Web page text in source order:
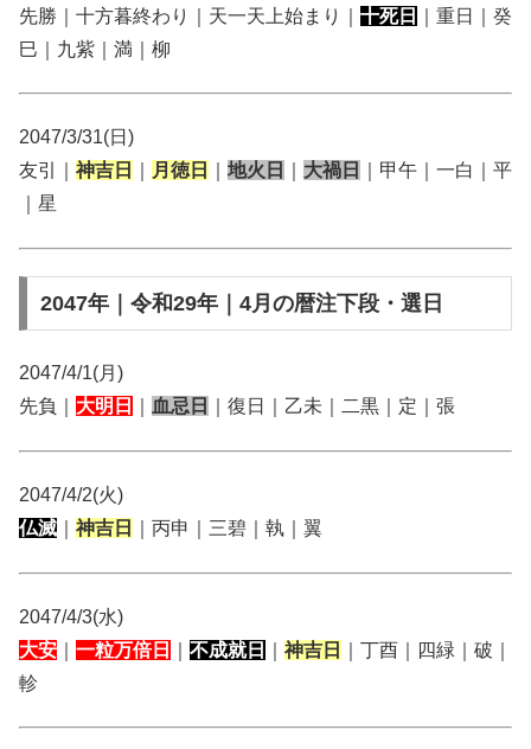
先勝｜十方暮終わり｜天一天上始まり｜ 十死日
｜重日｜癸
巳｜九紫｜満｜柳
2047/3/31(日)
友引｜ 神吉日 月徳日 地火日 大禍日
｜甲午｜一白｜平
｜星
2047年｜令和29年｜4月の暦注下段・選日
2047/4/1(月)
先負｜ 大明日 血忌日 ｜復日｜乙未｜二黒｜定｜張
2047/4/2(火)
仏滅
神吉日 ｜丙申｜三碧｜執｜翼
2047/4/3(水)
大安
一粒万倍日 不成就日 神吉日
｜丁酉｜四緑｜破｜
軫